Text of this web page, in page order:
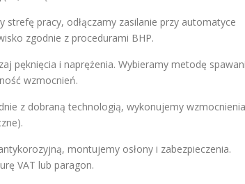
strefę pracy, odłączamy zasilanie przy automatyce
zgodnie z procedurami BHP.
pęknięcia i naprężenia. Wybieramy metodę
wzmocnień.
z dobraną technologią, wykonujemy
montujemy osłony i zabezpieczenia.
VAT lub paragon.